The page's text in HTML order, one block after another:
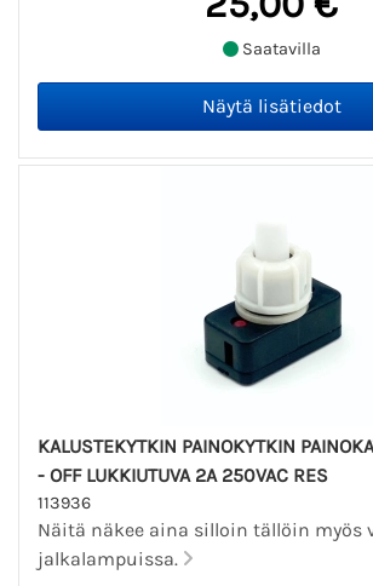
Saatavilla
KALUSTEKYTKIN PAINOKYTKIN
- OFF LUKKIUTUVA 2A 250VAC RES
113936
Näitä näkee aina silloin tällöin myös
jalkalampuissa.